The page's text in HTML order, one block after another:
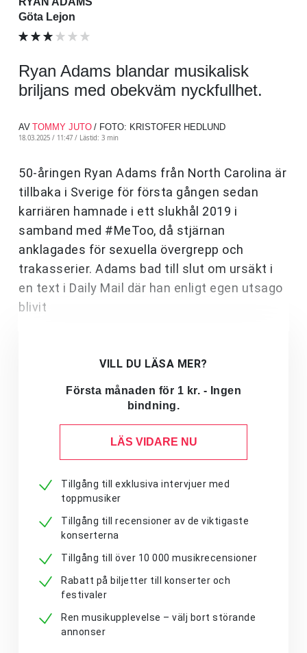
Göta Lejon
Ryan Adams blandar musikalisk
briljans med obekväm nyckfullhet.
AV TOMMY JUTO / FOTO: KRISTOFER HEDLUND
18.03.2025 / 11:47 / Lästid: 3 min
50-åringen Ryan Adams från North Carolina är
tillbaka i Sverige för första gången sedan
karriären hamnade i ett slukhål 2019 i
samband med #MeToo, då stjärnan
anklagades för sexuella övergrepp och
trakasserier. Adams bad till slut om ursäkt i
en text i Daily Mail där han enligt egen utsago
blivit
VILL DU LÄSA MER?
Första månaden för 1 kr. - Ingen
bindning.
LÄS VIDARE NU
Tillgång till exklusiva intervjuer med
toppmusiker
Tillgång till recensioner av de viktigaste
konserterna
Tillgång till över 10 000 musikrecensioner
Rabatt på biljetter till konserter och
festivaler
Ren musikupplevelse – välj bort störande
annonser